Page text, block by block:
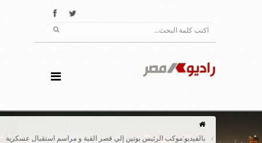
بالفيديو:موكب الرئيس بوتين إلي قصر القبة و مراسم استقبال عسكرية